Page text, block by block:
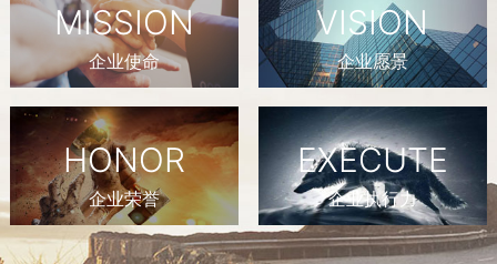
MISSION
企业使命
VISION
企业愿景
HONOR
企业荣誉
EXECUTE
企业执行力